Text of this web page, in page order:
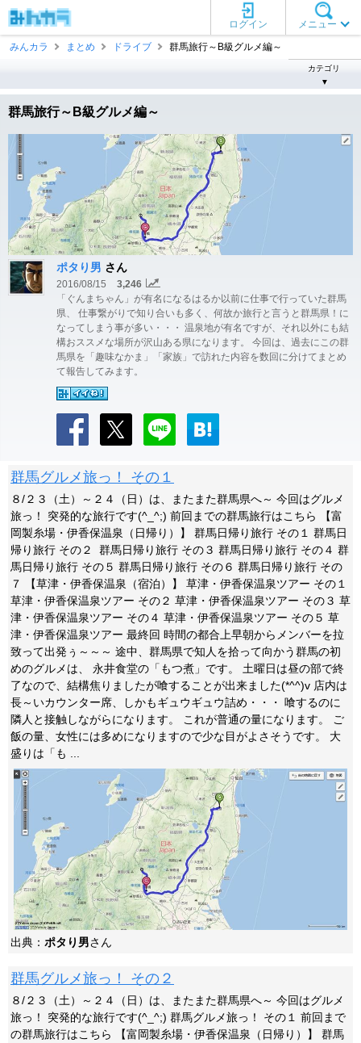
メニュー
ログイン
みんカラ
まとめ ドライブ 群馬旅行～B級グルメ編～
カテゴリ
▼
群馬旅行～B級グルメ編～
ポタり男 さん
2016/08/15
3,246
「ぐんまちゃん」が有名になるはるか以前に仕事で行っていた群馬
県、 仕事繋がりで知り合いも多く、何故か旅行と言うと群馬県！に
なってしまう事が多い・・・ 温泉地が有名ですが、それ以外にも結
構おススメな場所が沢山ある県になります。 今回は、過去にこの群
馬県を「趣味なかま」「家族」で訪れた内容を数回に分けてまとめ
て報告してみます。
群馬グルメ旅っ！ その１
８/２３（土）～２４（日）は、またまた群馬県へ～ 今回はグルメ
旅っ！ 突発的な旅行です(^_^;) 前回までの群馬旅行はこちら 【富
岡製糸場・伊香保温泉（日帰り）】 群馬日帰り旅行 その１ 群馬日
帰り旅行 その２ 群馬日帰り旅行 その３ 群馬日帰り旅行 その４ 群
馬日帰り旅行 その５ 群馬日帰り旅行 その６ 群馬日帰り旅行 その
７ 【草津・伊香保温泉（宿泊）】 草津・伊香保温泉ツアー その１
草津・伊香保温泉ツアー その２ 草津・伊香保温泉ツアー その３ 草
津・伊香保温泉ツアー その４ 草津・伊香保温泉ツアー その５ 草
津・伊香保温泉ツアー 最終回 時間の都合上早朝からメンバーを拉
致って出発ぅ～～～ 途中、群馬県で知人を拾って向かう群馬の初
めのグルメは、 永井食堂の「もつ煮」です。 土曜日は昼の部で終
了なので、結構焦りましたが喰することが出来ました(*^^)v 店内は
長～いカウンター席、しかもギュウギュウ詰め・・・ 喰するのに
隣人と接触しながらになります。 これが普通の量になります。 ご
飯の量、女性には多めになりますので少な目がよさそうです。 大
盛りは「も ...
出典： ポタり男さん
群馬グルメ旅っ！ その２
８/２３（土）～２４（日）は、またまた群馬県へ～ 今回はグルメ
旅っ！ 突発的な旅行です(^_^;) 群馬グルメ旅っ！ その１ 前回まで
の群馬旅行はこちら 【富岡製糸場・伊香保温泉（日帰り）】 群馬